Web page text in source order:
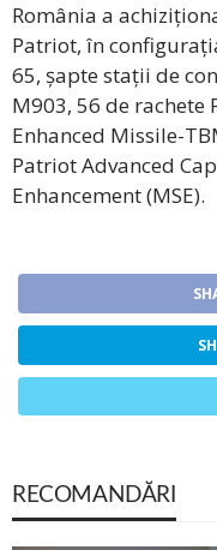
România a
Patriot, în
65, șapte stații de
M903, 56 de rachete
Enhanced Missile-
Patriot Advanced
Enhancement (MSE).
RECOMANDĂRI